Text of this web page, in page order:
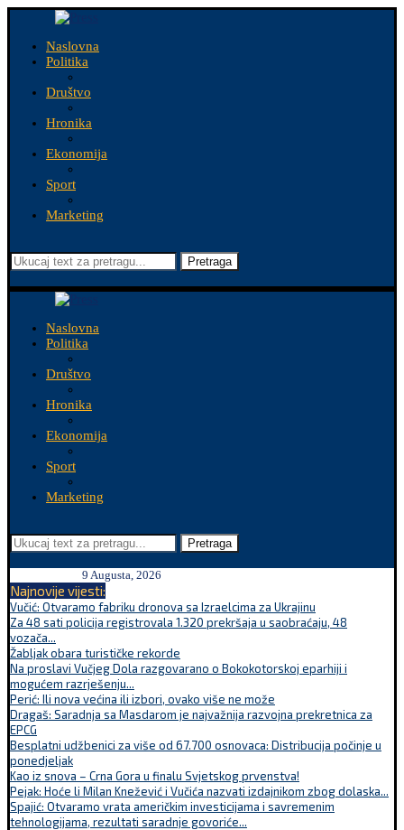
Naslovna
Politika
Društvo
Hronika
Ekonomija
Sport
Marketing
Pretraga
Naslovna
Politika
Društvo
Hronika
Ekonomija
Sport
Marketing
Pretraga
9 Augusta, 2026
Najnovije vijesti:
Vučić: Otvaramo fabriku dronova sa Izraelcima za Ukrajinu
Za 48 sati policija registrovala 1.320 prekršaja u saobraćaju, 48
vozača...
Žabljak obara turističke rekorde
Na proslavi Vučjeg Dola razgovarano o Bokokotorskoj eparhiji i
mogućem razrješenju...
Perić: Ili nova većina ili izbori, ovako više ne može
Dragaš: Saradnja sa Masdarom je najvažnija razvojna prekretnica za
EPCG
Besplatni udžbenici za više od 67.700 osnovaca: Distribucija počinje u
ponedjeljak
Kao iz snova – Crna Gora u finalu Svjetskog prvenstva!
Pejak: Hoće li Milan Knežević i Vučića nazvati izdajnikom zbog dolaska...
Spajić: Otvaramo vrata američkim investicijama i savremenim
tehnologijama, rezultati saradnje govoriće...